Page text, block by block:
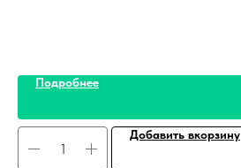
Подробнее
Добавить вкорзину